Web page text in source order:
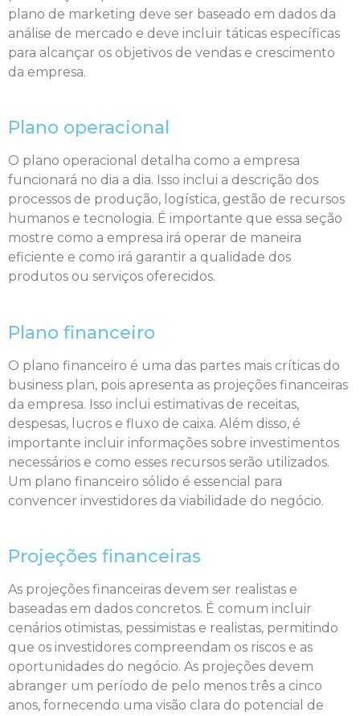
plano de marketing deve ser baseado em dados da
análise de mercado e deve incluir táticas específicas
para alcançar os objetivos de vendas e crescimento
da empresa.
Plano operacional
O plano operacional detalha como a empresa
funcionará no dia a dia. Isso inclui a descrição dos
processos de produção, logística, gestão de recursos
humanos e tecnologia. É importante que essa seção
mostre como a empresa irá operar de maneira
eficiente e como irá garantir a qualidade dos
produtos ou serviços oferecidos.
Plano financeiro
O plano financeiro é uma das partes mais críticas do
business plan, pois apresenta as projeções financeiras
da empresa. Isso inclui estimativas de receitas,
despesas, lucros e fluxo de caixa. Além disso, é
importante incluir informações sobre investimentos
necessários e como esses recursos serão utilizados.
Um plano financeiro sólido é essencial para
convencer investidores da viabilidade do negócio.
Projeções financeiras
As projeções financeiras devem ser realistas e
baseadas em dados concretos. É comum incluir
cenários otimistas, pessimistas e realistas, permitindo
que os investidores compreendam os riscos e as
oportunidades do negócio. As projeções devem
abranger um período de pelo menos três a cinco
anos, fornecendo uma visão clara do potencial de